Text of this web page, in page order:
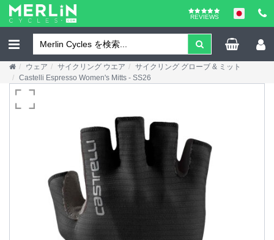
REVIEWS
ウェア サイクリング ウエア
サイクリング グローブ & ミット
Castelli Espresso Women's Mitts - SS26